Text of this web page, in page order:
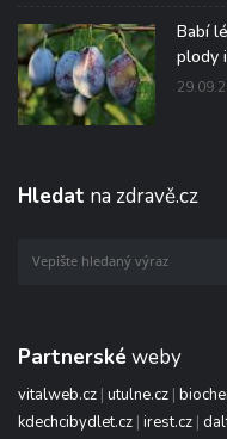
Babí
plody
Hledat na zdravě.cz
Partnerské weby
vitalweb.cz | utulne.cz |
kdechcibydlet.cz | irest.cz |